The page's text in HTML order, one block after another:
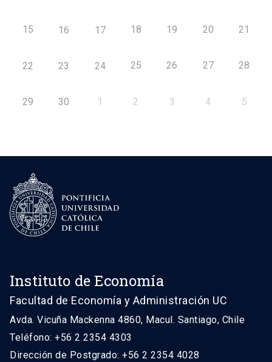
15 16 17 18 19 20 21
22 23 24 25 26 27 28
29 30 1 2 3 4 5
Instituto de Economía
Facultad de Economía y Administración UC
Avda. Vicuña Mackenna 4860, Macul. Santiago, Chile
Teléfono: +56 2 2354 4303
Dirección de Postgrado: +56 2 2354 4028